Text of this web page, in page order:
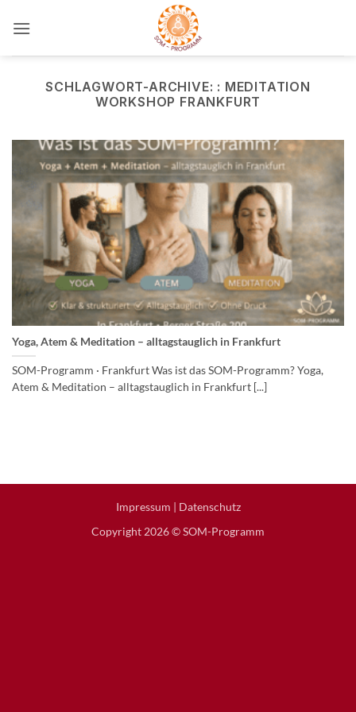
Inhalt
SCHLAGWORT-ARCHIVE: : MEDITATION
WORKSHOP FRANKFURT
Yoga, Atem & Meditation – alltagstauglich in Frankfurt
SOM-Programm · Frankfurt Was ist das SOM-Programm? Yoga,
Atem & Meditation – alltagstauglich in Frankfurt [...]
Impressum | Datenschutz
Copyright 2026 © SOM-Programm